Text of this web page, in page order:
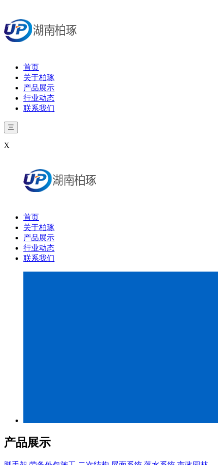
首页
关于柏琢
产品展示
行业动态
联系我们
三
X
首页
关于柏琢
产品展示
行业动态
联系我们
产品展示